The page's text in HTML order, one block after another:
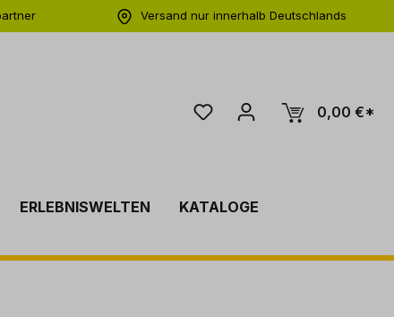
Versand nur innerhalb Deutschlands
0,00 €*
ERLEBNISWELTEN
KATALOGE